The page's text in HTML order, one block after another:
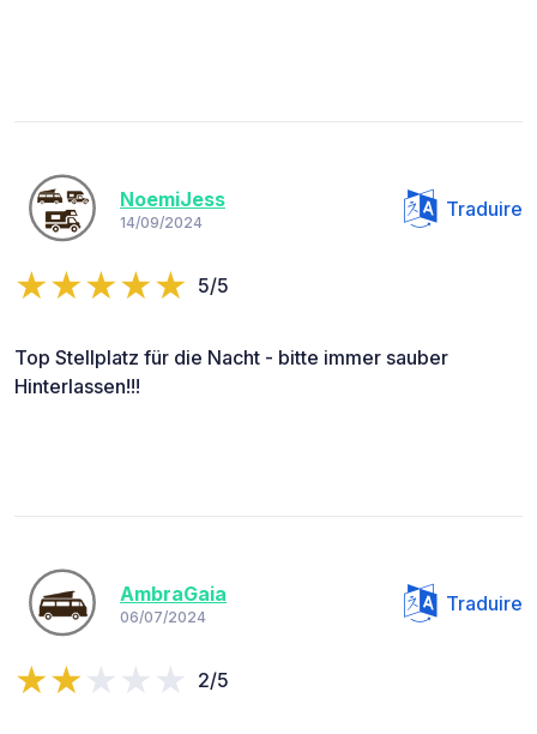
NoemiJess
14/09/2024
Traduire
5/5
Top Stellplatz für die Nacht - bitte immer sauber
Hinterlassen!!!
AmbraGaia
06/07/2024
Traduire
2/5